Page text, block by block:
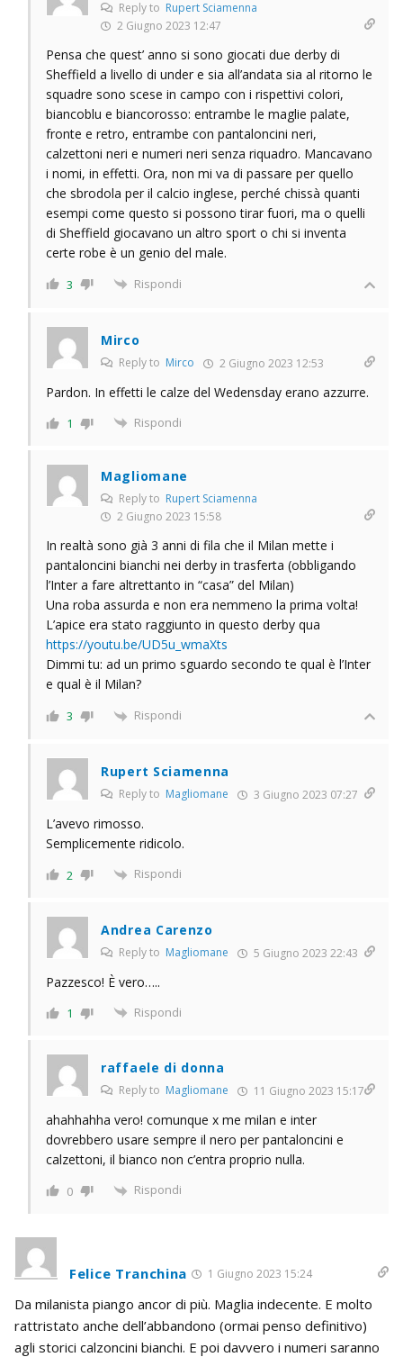
Reply to Rupert Sciamenna
2 Giugno 2023 12:47
Pensa che quest’ anno si sono giocati due derby di
Sheffield a livello di under e sia all’andata sia al ritorno le
squadre sono scese in campo con i rispettivi colori,
biancoblu e biancorosso: entrambe le maglie palate,
fronte e retro, entrambe con pantaloncini neri,
calzettoni neri e numeri neri senza riquadro. Mancavano
i nomi, in effetti. Ora, non mi va di passare per quello
che sbrodola per il calcio inglese, perché chissà quanti
esempi come questo si possono tirar fuori, ma o quelli
di Sheffield giocavano un altro sport o chi si inventa
certe robe è un genio del male.
3 Rispondi
Mirco
Reply to Mirco 2 Giugno 2023 12:53
Pardon. In effetti le calze del Wedensday erano azzurre.
1 Rispondi
Magliomane
Reply to Rupert Sciamenna
2 Giugno 2023 15:58
In realtà sono già 3 anni di fila che il Milan mette i
pantaloncini bianchi nei derby in trasferta (obbligando
l’Inter a fare altrettanto in “casa” del Milan)
Una roba assurda e non era nemmeno la prima volta!
L’apice era stato raggiunto in questo derby qua
https://youtu.be/UD5u_wmaXts
Dimmi tu: ad un primo sguardo secondo te qual è l’Inter
e qual è il Milan?
3 Rispondi
Rupert Sciamenna
Reply to Magliomane 3 Giugno 2023 07:27
L’avevo rimosso.
Semplicemente ridicolo.
2 Rispondi
Andrea Carenzo
Reply to Magliomane 5 Giugno 2023 22:43
Pazzesco! È vero…..
1 Rispondi
raffaele di donna
Reply to Magliomane 11 Giugno 2023 15:17
ahahhahha vero! comunque x me milan e inter
dovrebbero usare sempre il nero per pantaloncini e
calzettoni, il bianco non c’entra proprio nulla.
0 Rispondi
Felice Tranchina 1 Giugno 2023 15:24
Da milanista piango ancor di più. Maglia indecente. E molto
rattristato anche dell’abbandono (ormai penso definitivo)
agli storici calzoncini bianchi. E poi davvero i numeri saranno